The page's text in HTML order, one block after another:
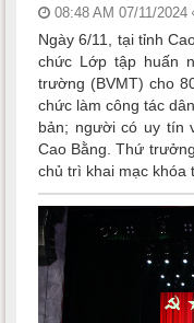
08:48 AM 07/11/2024
Ngày 6/11, tại tỉnh
chức Lớp tập huấn
trường (BVMT) cho
chức làm công tác
bản; người có uy tín
Cao Bằng. Thứ
chủ trì khai mạc khóa